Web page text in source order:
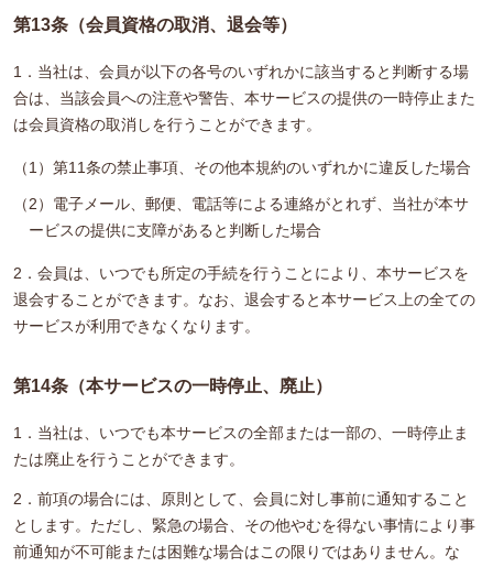
第13条（会員資格の取消、退会等）
1．当社は、会員が以下の各号のいずれかに該当すると判断する場
合は、当該会員への注意や警告、本サービスの提供の一時停止また
は会員資格の取消しを行うことができます。
（1）第11条の禁止事項、その他本規約のいずれかに違反した場合
（2）電子メール、郵便、電話等による連絡がとれず、当社が本サ
ービスの提供に支障があると判断した場合
2．会員は、いつでも所定の手続を行うことにより、本サービスを
退会することができます。なお、退会すると本サービス上の全ての
サービスが利用できなくなります。
第14条（本サービスの一時停止、廃止）
1．当社は、いつでも本サービスの全部または一部の、一時停止ま
たは廃止を行うことができます。
2．前項の場合には、原則として、会員に対し事前に通知すること
とします。ただし、緊急の場合、その他やむを得ない事情により事
前通知が不可能または困難な場合はこの限りではありません。な